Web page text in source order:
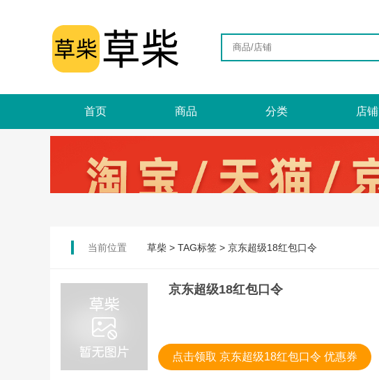
首页 商品 分类 店铺
当前位置 草柴 > TAG标签 > 京东超级18红包口令
京东超级18红包口令
点击领取 京东超级18红包口令 优惠券